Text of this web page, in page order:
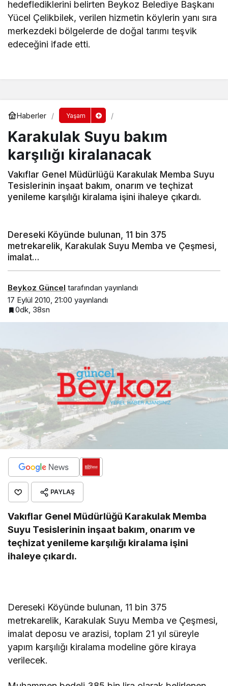
hedeflediklerini belirten Beykoz Belediye Başkanı
Yücel Çelikbilek, verilen hizmetin köylerin yanı sıra
merkezdeki bölgelerde de doğal tarımı teşvik
edeceğini ifade etti.
Haberler Yaşam
Karakulak Suyu bakım
karşılığı kiralanacak
Vakıflar Genel Müdürlüğü Karakulak Memba Suyu
Tesislerinin inşaat bakım, onarım ve teçhizat
yenileme karşılığı kiralama işini ihaleye çıkardı.
Dereseki Köyünde bulunan, 11 bin 375
metrekarelik, Karakulak Suyu Memba ve Çeşmesi,
imalat…
Beykoz Güncel tarafından yayınlandı
17 Eylül 2010, 21:00 yayınlandı
0dk, 38sn
PAYLAŞ
Vakıflar Genel Müdürlüğü Karakulak Memba
Suyu Tesislerinin inşaat bakım, onarım ve
teçhizat yenileme karşılığı kiralama işini
ihaleye çıkardı.
Dereseki Köyünde bulunan, 11 bin 375
metrekarelik, Karakulak Suyu Memba ve Çeşmesi,
imalat deposu ve arazisi, toplam 21 yıl süreyle
yapım karşılığı kiralama modeline göre kiraya
verilecek.